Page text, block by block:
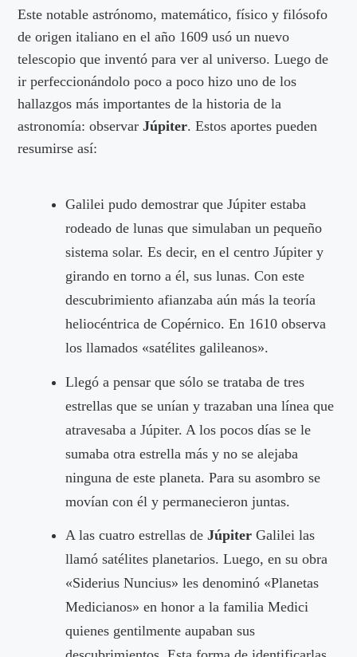
Este notable astrónomo, matemático, físico y filósofo
de origen italiano en el año 1609 usó un nuevo
telescopio que inventó para ver al universo. Luego de
ir perfeccionándolo poco a poco hizo uno de los
hallazgos más importantes de la historia de la
astronomía: observarJúpiter. Estos aportes pueden
resumirse así:
Galilei pudo demostrar que Júpiter estaba
rodeado de lunas que simulaban un pequeño
sistema solar. Es decir, en el centro Júpiter y
girando en torno a él, sus lunas. Con este
descubrimiento afianzaba aún más la teoría
heliocéntrica de Copérnico. En 1610 observa
los llamados «satélites galileanos».
Llegó a pensar que sólo se trataba de tres
estrellas que se unían y trazaban una línea que
atravesaba a Júpiter. A los pocos días se le
sumaba otra estrella más y no se alejaba
ninguna de este planeta. Para su asombro se
movían con él y permanecieron juntas.
A las cuatro estrellas deJúpiter Galilei las
llamó satélites planetarios. Luego, en su obra
«Siderius Nuncius» les denominó «Planetas
Medicianos» en honor a la familia Medici
quienes gentilmente aupaban sus